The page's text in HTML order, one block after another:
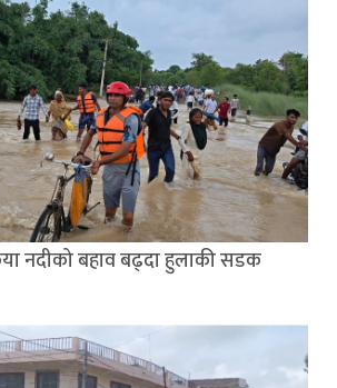
नदीको बहाव बढ्दा हुलाकी सडक